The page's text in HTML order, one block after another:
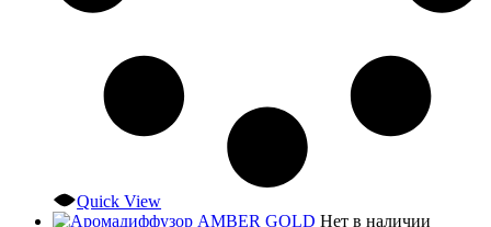
Quick View
Нет в наличии